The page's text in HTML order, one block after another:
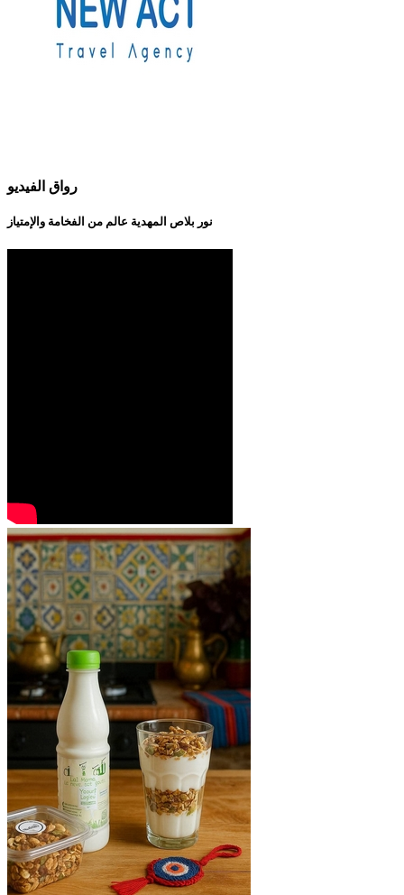
رواق الفيديو
نور بلاص المهدية عالم من الفخامة والإمتياز